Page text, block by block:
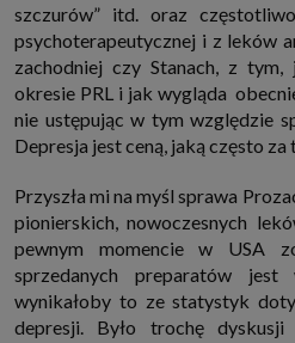
szczurów” itd. oraz
psychoterapeutycznej i z leków
zachodniej czy Stanach, z
okresie PRL i jak wygląda
nie ustępując w tym względzie
Depresja jest ceną, jaką często za
Przyszła mi na myśl sprawa
pionierskich, nowoczesnych
pewnym momencie w USA
sprzedanych preparatów
wynikałoby to ze statystyk
depresji. Było trochę